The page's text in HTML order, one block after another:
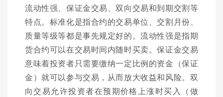
流动性强、保证金交易、双向交易和到期交割等
特点。标准化是指合约的交易单位、交割月份、
质量等级等都是事先规定好的。流动性强是指期
货合约可以在交易时间内随时买卖。保证金交易
意味着投资者只需要缴纳一定比例的资金（保证
金）就可以参与交易，从而放大收益和风险。双
向交易允许投资者在预期价格上涨时买入（做